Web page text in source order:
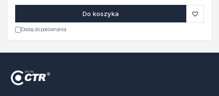
Do koszyka ♡
Dodaj do porównania